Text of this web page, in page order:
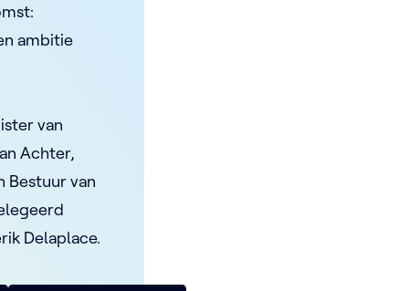
ambitie
van
Achter,
Bestuur van
Delaplace.